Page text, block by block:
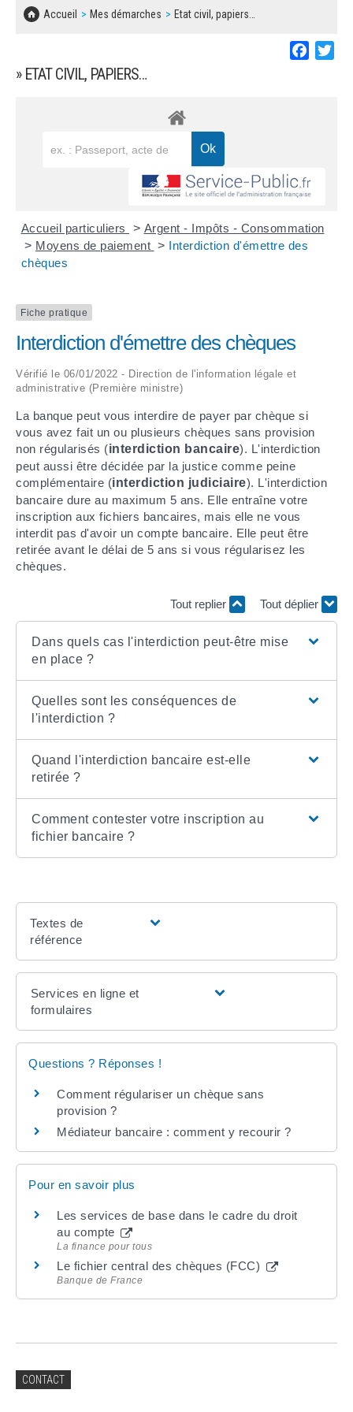
Accueil Mes démarches Etat civil, papiers…
» ETAT CIVIL, PAPIERS…
Accueil particuliers > Argent - Impôts - Consommation
> Moyens de paiement > Interdiction d'émettre des
chèques
Fiche pratique
Interdiction d'émettre des chèques
Vérifié le 06/01/2022 - Direction de l'information légale et
administrative (Première ministre)
La banque peut vous interdire de payer par chèque si
vous avez fait un ou plusieurs chèques sans provision
non régularisés (interdiction bancaire). L'interdiction
peut aussi être décidée par la justice comme peine
complémentaire (interdiction judiciaire). L'interdiction
bancaire dure au maximum 5 ans. Elle entraîne votre
inscription aux fichiers bancaires, mais elle ne vous
interdit pas d'avoir un compte bancaire. Elle peut être
retirée avant le délai de 5 ans si vous régularisez les
chèques.
Tout replier Tout déplier
Dans quels cas l'interdiction peut-être mise
en place ?
Quelles sont les conséquences de
l'interdiction ?
Quand l'interdiction bancaire est-elle
retirée ?
Comment contester votre inscription au
fichier bancaire ?
Textes de
référence
Services en ligne et
formulaires
Questions ? Réponses !
Comment régulariser un chèque sans
provision ?
Médiateur bancaire : comment y recourir ?
Pour en savoir plus
Les services de base dans le cadre du droit
au compte
La finance pour tous
Le fichier central des chèques (FCC)
Banque de France
CONTACT
CONCERTATIONS PUBLIQUES
SOLIDARITÉ, LOGEMENT
SÉNIORS
DECHETS
BESOIN D'UNE AIDE ?
LES ASSOCIATIONS
MARCHÉS PUBLICS
DOCUMENT D'INFORMATION COMMUNAL
REGLEMENT LOCAL DE PUBLICITÉ
DECLARATION DE DEMARCHAGE
DOSSIER DE DEMANDE DE SUBVENTION
DEMANDE DE PRÊT DE MATERIEL
FICHE D'ORGANISATION MANIFESTATION
PLAN D'ACTION MUNICIPAL
ARRÊTÉS MUNICIPAUX
DÉLIBÉRATIONS